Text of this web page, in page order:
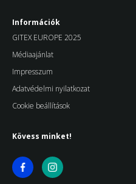
Információk
GITEX EUROPE 2025
Médiaajánlat
Impresszum
Adatvédelmi nyilatkozat
Cookie beállítások
Kövess minket!